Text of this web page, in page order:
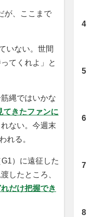
が、ここまで
いない。世間
てくれよ」と
縄ではいかな
てきたファンに
ない。今週末
れる。
）に遠征した
したところ、
だけ把握でき